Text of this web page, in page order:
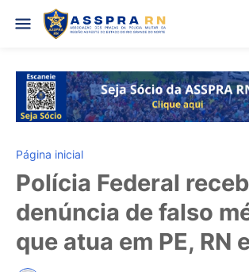
Página inicial
Polícia Federal
denúncia de falso
que atua em PE, RN